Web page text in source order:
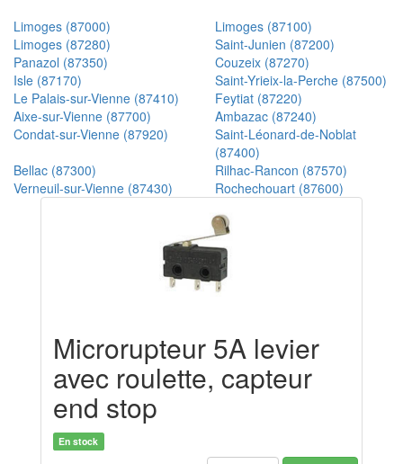
Limoges (87000)
Limoges (87100)
Limoges (87280)
Saint-Junien (87200)
Panazol (87350)
Couzeix (87270)
Isle (87170)
Saint-Yrieix-la-Perche (87500)
Le Palais-sur-Vienne (87410)
Feytiat (87220)
Aixe-sur-Vienne (87700)
Ambazac (87240)
Condat-sur-Vienne (87920)
Saint-Léonard-de-Noblat
(87400)
Bellac (87300)
Rilhac-Rancon (87570)
Verneuil-sur-Vienne (87430)
Rochechouart (87600)
Microrupteur 5A levier
avec roulette, capteur
end stop
En stock